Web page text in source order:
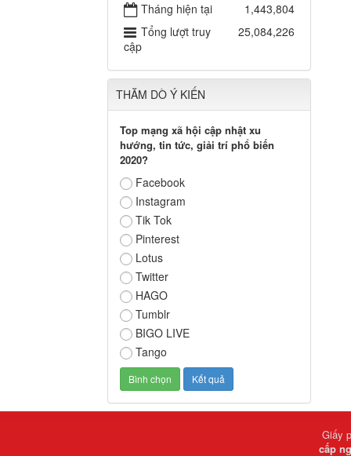
Tháng hiện tại
1,443,804
Tổng lượt truy
cập
25,084,226
THĂM DÒ Ý KIẾN
Top mạng xã hội cập nhật xu
hướng, tin tức, giải trí phổ biến
2020?
Facebook
Instagram
Tik Tok
Pinterest
Lotus
Twitter
HAGO
Tumblr
BIGO LIVE
Tango
Giấy
cấp